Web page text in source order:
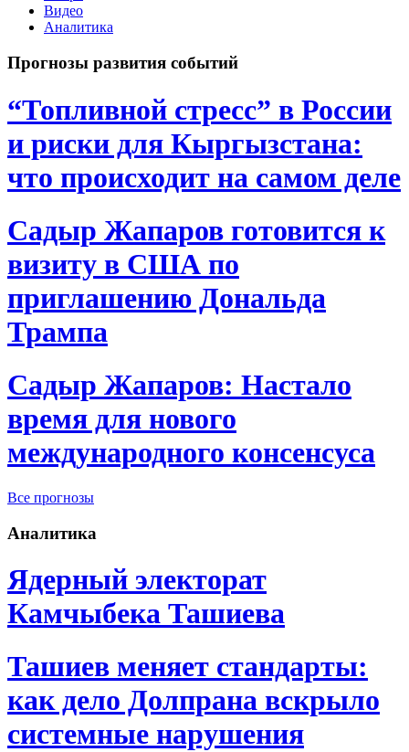
Видео
Аналитика
Прогнозы развития событий
“Топливной стресс” в России
и риски для Кыргызстана:
что происходит на самом деле
Садыр Жапаров готовится к
визиту в США по
приглашению Дональда
Трампа
Садыр Жапаров: Настало
время для нового
международного консенсуса
Все прогнозы
Аналитика
Ядерный электорат
Камчыбека Ташиева
Ташиев меняет стандарты:
как дело Долпрана вскрыло
системные нарушения